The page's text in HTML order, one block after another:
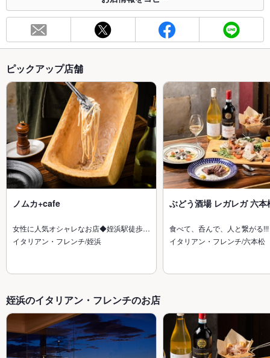
ピックアップ店舗
ノムカ+cafe
女性に人気オシャレなお店◆姪浜駅徒歩…
イタリアン・フレンチ/姪浜
ぶどう酒場 レガレガ 六本
食べて、呑んで、人と繋がる!!!
イタリアン・フレンチ/六本松
姪浜のイタリアン・フレンチのお店